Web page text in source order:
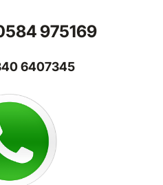
975169
6407345